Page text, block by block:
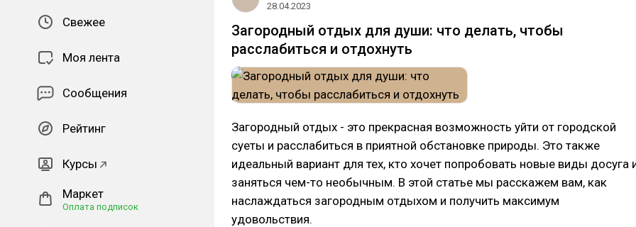
Свежее
Моя лента
Сообщения
Рейтинг
Курсы
Маркет
Оплата подписок
28.04.2023
Загородный отдых для души: что делать, чтобы
расслабиться и отдохнуть
Загородный отдых - это прекрасная возможность уйти от городской
суеты и расслабиться в приятной обстановке природы. Это также
идеальный вариант для тех, кто хочет попробовать новые виды досуга
заняться чем-то необычным. В этой статье мы расскажем вам, как
наслаждаться загородным отдыхом и получить максимум
удовольствия.